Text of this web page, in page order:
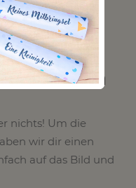
bauen
nichts! Um die
wir dir einen
auf das Bild und